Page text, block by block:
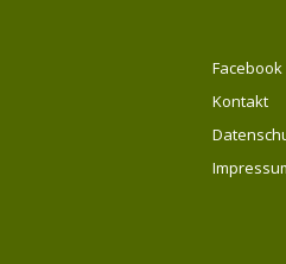
Facebook
Kontakt